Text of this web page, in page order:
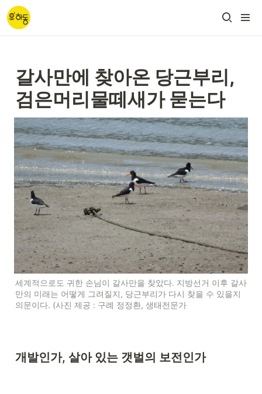
갈사만에 찾아온 당근부리,
검은머리물떼새가 묻는다
세계적으로도 귀한 손님이 갈사만을 찾았다. 지방선거 이후 갈사
만의 미래는 어떻게 그려질지, 당근부리가 다시 찾을 수 있을지
의문이다. (사진 제공 : 구례 정정환, 생태전문가
개발인가, 살아 있는 갯벌의 보전인가